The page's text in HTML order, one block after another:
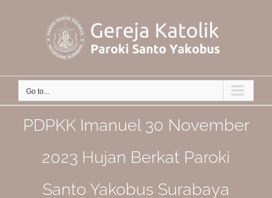
Go to...
PDPKK Imanuel 30 November
2023 Hujan Berkat Paroki
Santo Yakobus Surabaya